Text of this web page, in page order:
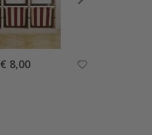
Special
Price
€ 8,00